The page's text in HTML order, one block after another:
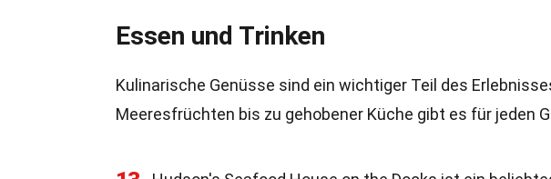
Essen und Trinken
Kulinarische Genüsse sind ein wichtiger Teil des
Meeresfrüchten bis zu gehobener Küche gibt es für jeden